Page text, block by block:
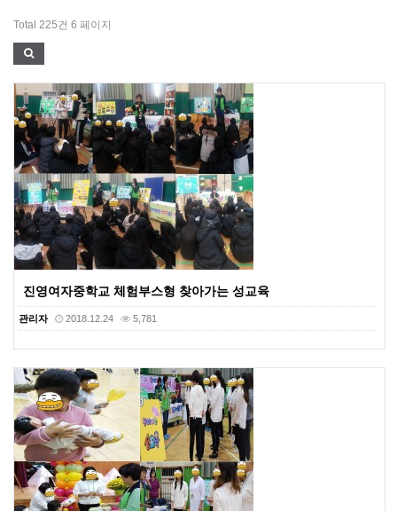
Total 225건 6 페이지
진영여자중학교 체험부스형 찾아가는 성교육
관리자 2018.12.24 5,781